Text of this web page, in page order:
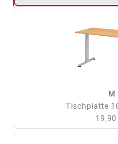
M
Tischplatte